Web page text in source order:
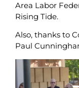
Area Labor
Rising Tide.
Also, thanks to
Paul